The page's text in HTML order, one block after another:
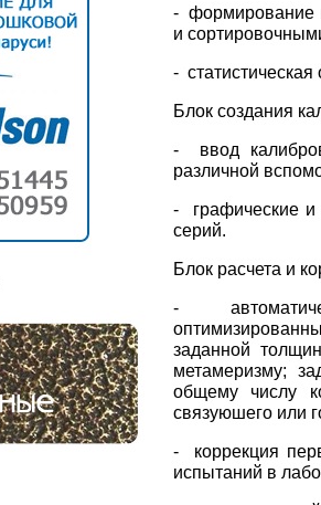
- формирование
и
-
Блок создания
- ввод
различной
- графические и
серий.
Блок расчета и
-
заданной
метамеризму;
общему числу
связуюшего или
- коррекция
испытаний в